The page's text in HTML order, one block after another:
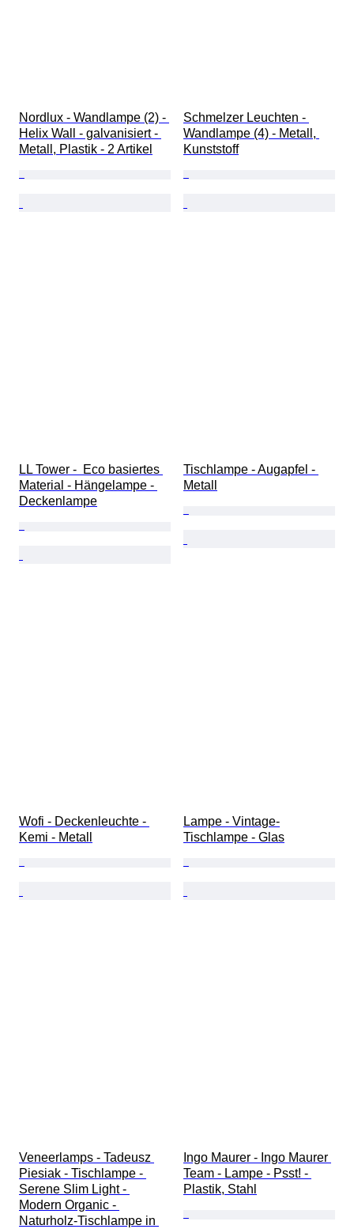
Nordlux - Wandlampe (2) -
Helix Wall - galvanisiert -
Metall, Plastik - 2 Artikel
Schmelzer Leuchten -
Wandlampe (4) - Metall,
Kunststoff
LL Tower -  Eco basiertes
Material - Hängelampe -
Deckenlampe
Tischlampe - Augapfel -
Metall
Wofi - Deckenleuchte -
Kemi - Metall
Lampe - Vintage-
Tischlampe - Glas
Veneerlamps - Tadeusz
Piesiak - Tischlampe -
Serene Slim Light -
Modern Organic -
Naturholz-Tischlampe in
Ingo Maurer - Ingo Maurer
Team - Lampe - Psst! -
Plastik, Stahl